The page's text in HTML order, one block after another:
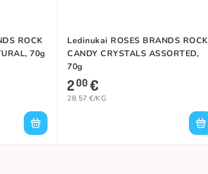
ROCK
70g
Ledinukai ROSES BRANDS ROCK
CANDY CRYSTALS ASSORTED,
70g
200€
28.57 €/KG